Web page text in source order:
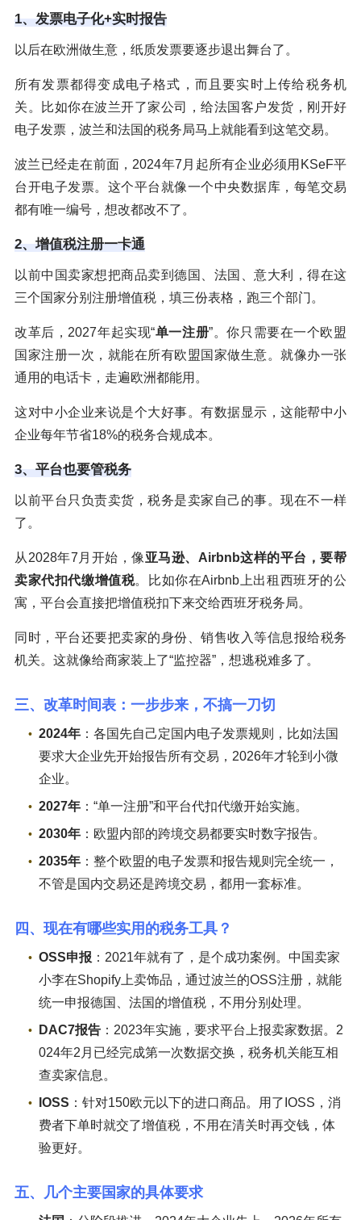
1、发票电子化+实时报告
以后在欧洲做生意，纸质发票要逐步退出舞台了。
所有发票都得变成电子格式，而且要实时上传给税务机
关。比如你在波兰开了家公司，给法国客户发货，刚开好
电子发票，波兰和法国的税务局马上就能看到这笔交易。
波兰已经走在前面，2024年7月起所有企业必须用KSeF平
台开电子发票。这个平台就像一个中央数据库，每笔交易
都有唯一编号，想改都改不了。
2、增值税注册一卡通
以前中国卖家想把商品卖到德国、法国、意大利，得在这
三个国家分别注册增值税，填三份表格，跑三个部门。
改革后，2027年起实现“单一注册”。你只需要在一个欧盟
国家注册一次，就能在所有欧盟国家做生意。就像办一张
通用的电话卡，走遍欧洲都能用。
这对中小企业来说是个大好事。有数据显示，这能帮中小
企业每年节省18%的税务合规成本。
3、平台也要管税务
以前平台只负责卖货，税务是卖家自己的事。现在不一样
了。
从2028年7月开始，像亚马逊、Airbnb这样的平台，要帮
卖家代扣代缴增值税。比如你在Airbnb上出租西班牙的公
寓，平台会直接把增值税扣下来交给西班牙税务局。
同时，平台还要把卖家的身份、销售收入等信息报给税务
机关。这就像给商家装上了“监控器”，想逃税难多了。
三、改革时间表：一步步来，不搞一刀切
2024年 ：各国先自己定国内电子发票规则，比如法国
要求大企业先开始报告所有交易，2026年才轮到小微
企业。
2027年 ：“单一注册”和平台代扣代缴开始实施。
2030年 ：欧盟内部的跨境交易都要实时数字报告。
2035年 ：整个欧盟的电子发票和报告规则完全统一，
不管是国内交易还是跨境交易，都用一套标准。
四、现在有哪些实用的税务工具？
OSS申报 ：2021年就有了，是个成功案例。中国卖家
小李在Shopify上卖饰品，通过波兰的OSS注册，就能
统一申报德国、法国的增值税，不用分别处理。
DAC7报告 ：2023年实施，要求平台上报卖家数据。2
024年2月已经完成第一次数据交换，税务机关能互相
查卖家信息。
IOSS ：针对150欧元以下的进口商品。用了IOSS，消
费者下单时就交了增值税，不用在清关时再交钱，体
验更好。
五、几个主要国家的具体要求